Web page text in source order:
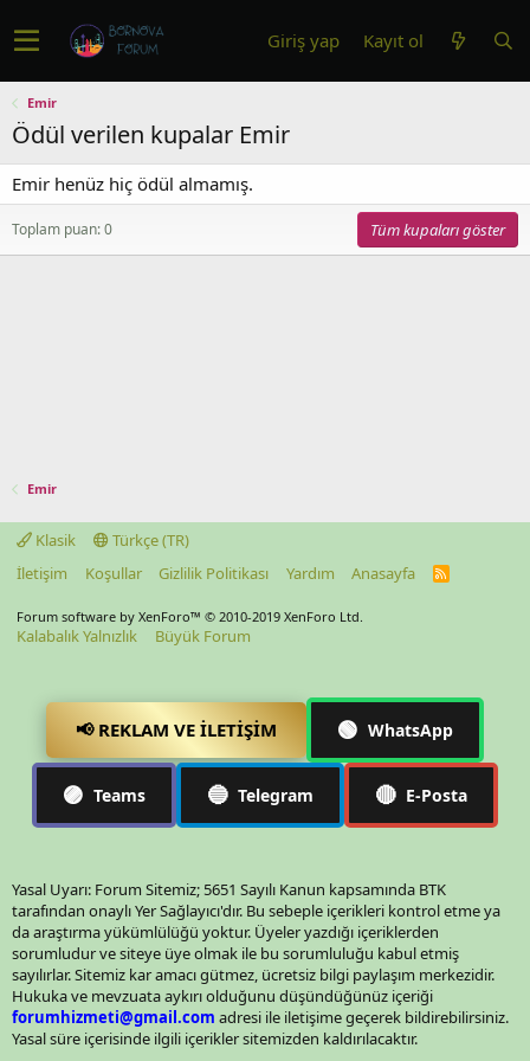
Giriş yap Kayıt ol
Emir
Ödül verilen kupalar Emir
Emir henüz hiç ödül almamış.
Toplam puan: 0 Tüm kupaları göster
Emir
Klasik
Türkçe (TR)
İletişim
Koşullar Gizlilik Politikası Yardım Anasayfa
R
Forum software by XenForo™ © 2010-2019 XenForo Ltd.
Kalabalık Yalnızlık Büyük Forum
📢 REKLAM VE İLETIŞIM 🟢 WhatsApp
🟣 Teams 🔵 Telegram 🔴 E-Posta
Yasal Uyarı: Forum Sitemiz; 5651 Sayılı Kanun kapsamında BTK
tarafından onaylı Yer Sağlayıcı'dır. Bu sebeple içerikleri kontrol etme ya
da araştırma yükümlülüğü yoktur. Üyeler yazdığı içeriklerden
sorumludur ve siteye üye olmak ile bu sorumluluğu kabul etmiş
sayılırlar. Sitemiz kar amacı gütmez, ücretsiz bilgi paylaşım merkezidir.
Hukuka ve mevzuata aykırı olduğunu düşündüğünüz içeriği
forumhizmeti@gmail.com adresi ile iletişime geçerek bildirebilirsiniz.
Yasal süre içerisinde ilgili içerikler sitemizden kaldırılacaktır.